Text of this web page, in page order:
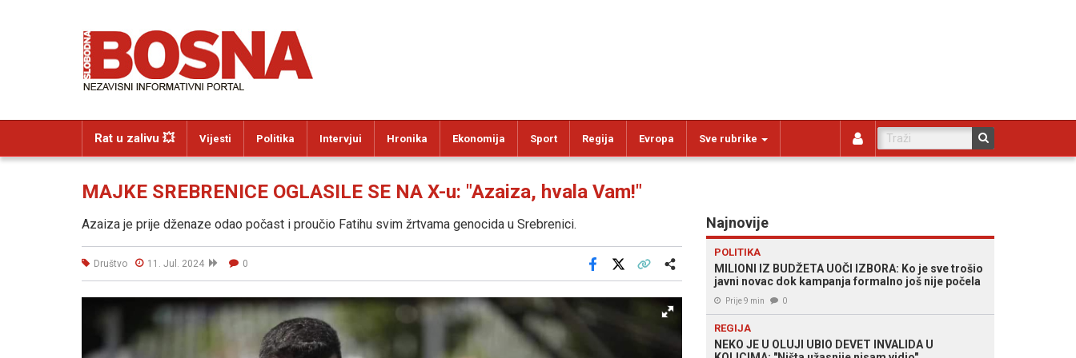
Rat u zalivu 💥 Vijesti Politika Intervjui Hronika Ekonomija Sport Regija Evropa Sve rubrike
MAJKE SREBRENICE OGLASILE SE NA X-u: "Azaiza, hvala Vam!"
Azaiza je prije dženaze odao počast i proučio Fatihu svim žrtvama genocida u Srebrenici.
Društvo 11. Jul. 2024 0
Facebook
Najnovije
POLITIKA
MILIONI IZ BUDŽETA UOČI IZBORA: Ko je sve trošio
javni novac dok kampanja formalno još nije počela
Prije 9 min 0
REGIJA
NEKO JE U OLUJI UBIO DEVET INVALIDA U